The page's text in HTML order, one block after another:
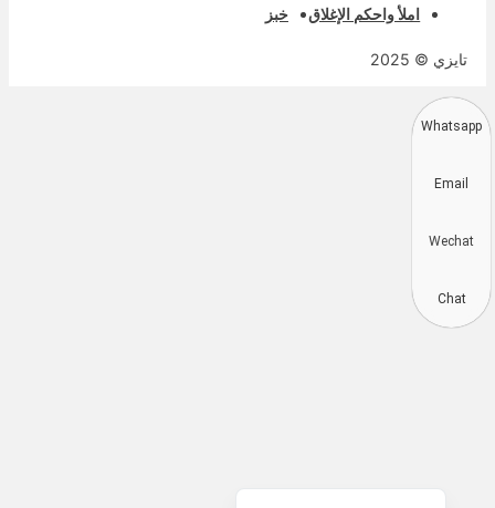
املأ واحكم الإغلاق خبز
تايزي © 2025
简体中文
Aragonés
Chat